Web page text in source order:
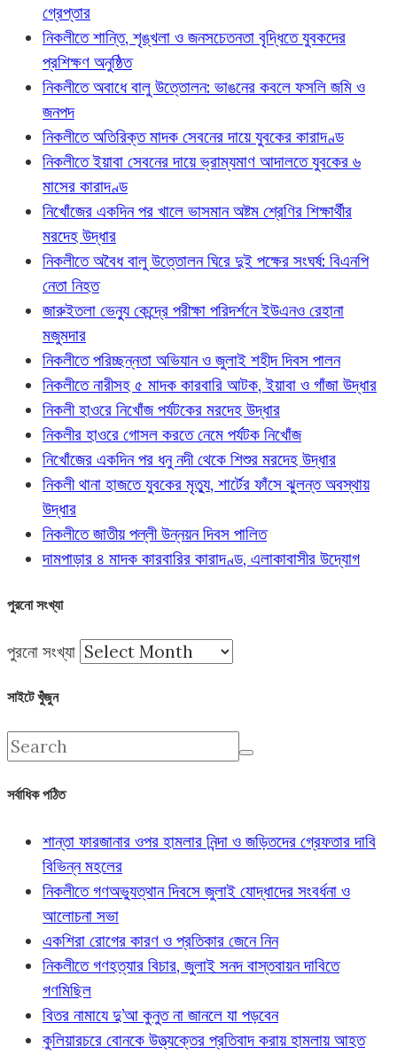
গ্রেপ্তার
নিকলীতে শান্তি, শৃঙ্খলা ও জনসচেতনতা বৃদ্ধিতে যুবকদের
প্রশিক্ষণ অনুষ্ঠিত
নিকলীতে অবাধে বালু উত্তোলন: ভাঙনের কবলে ফসলি জমি ও
জনপদ
নিকলীতে অতিরিক্ত মাদক সেবনের দায়ে যুবকের কারাদণ্ড
নিকলীতে ইয়াবা সেবনের দায়ে ভ্রাম্যমাণ আদালতে যুবকের ৬
মাসের কারাদণ্ড
নিখোঁজের একদিন পর খালে ভাসমান অষ্টম শ্রেণির শিক্ষার্থীর
মরদেহ উদ্ধার
নিকলীতে অবৈধ বালু উত্তোলন ঘিরে দুই পক্ষের সংঘর্ষ: বিএনপি
নেতা নিহত
জারুইতলা ভেন্যু কেন্দ্রে পরীক্ষা পরিদর্শনে ইউএনও রেহানা
মজুমদার
নিকলীতে পরিচ্ছন্নতা অভিযান ও জুলাই শহীদ দিবস পালন
নিকলীতে নারীসহ ৫ মাদক কারবারি আটক, ইয়াবা ও গাঁজা উদ্ধার
নিকলী হাওরে নিখোঁজ পর্যটকের মরদেহ উদ্ধার
নিকলীর হাওরে গোসল করতে নেমে পর্যটক নিখোঁজ
নিখোঁজের একদিন পর ধনু নদী থেকে শিশুর মরদেহ উদ্ধার
নিকলী থানা হাজতে যুবকের মৃত্যু, শার্টের ফাঁসে ঝুলন্ত অবস্থায়
উদ্ধার
নিকলীতে জাতীয় পল্লী উন্নয়ন দিবস পালিত
দামপাড়ার ৪ মাদক কারবারির কারাদণ্ড, এলাকাবাসীর উদ্যোগ
পুরনো সংখ্যা
পুরনো সংখ্যা
সাইটে খুঁজুন
সর্বাধিক পঠিত
শান্তা ফারজানার ওপর হামলার নিন্দা ও জড়িতদের গ্রেফতার দাবি
বিভিন্ন মহলের
নিকলীতে গণঅভ্যুত্থান দিবসে জুলাই যোদ্ধাদের সংবর্ধনা ও
আলোচনা সভা
একশিরা রোগের কারণ ও প্রতিকার জেনে নিন
নিকলীতে গণহত্যার বিচার, জুলাই সনদ বাস্তবায়ন দাবিতে
গণমিছিল
বিতর নামাযে দু’আ কুনুত না জানলে যা পড়বেন
কুলিয়ারচরে বোনকে উত্ত্যক্তের প্রতিবাদ করায় হামলায় আহত